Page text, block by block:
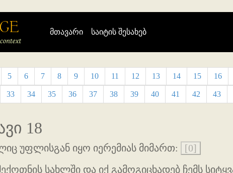
მთავარი (current)
საიტის შესახებ
5 6 7 8 9 10 11 12 13 14 15 16
33 34 35 36 37 38 39 40 41 42 43
18
უფლისგან იყო იერემიას მიმართ:
[0]
სახლში და იქ გამოგიცხადებ ჩემს